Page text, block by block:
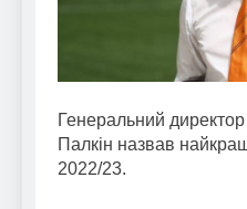
Генеральний
Палкін назвав
2022/23.